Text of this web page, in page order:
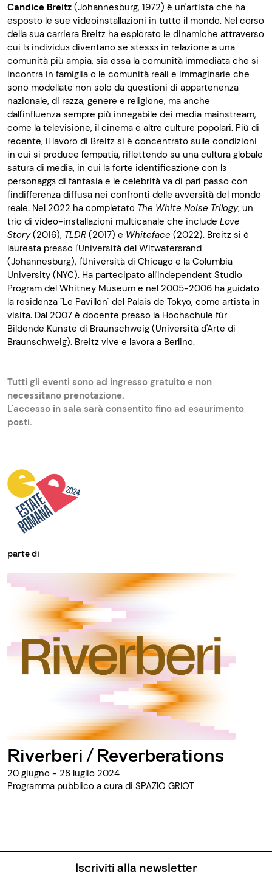
Candice Breitz (Johannesburg, 1972) è un'artista che ha
esposto le sue videoinstallazioni in tutto il mondo. Nel corso
della sua carriera Breitz ha esplorato le dinamiche attraverso
cui lɜ individuɜ diventano se stessɜ in relazione a una
comunità più ampia, sia essa la comunità immediata che si
incontra in famiglia o le comunità reali e immaginarie che
sono modellate non solo da questioni di appartenenza
nazionale, di razza, genere e religione, ma anche
dall'influenza sempre più innegabile dei media mainstream,
come la televisione, il cinema e altre culture popolari. Più di
recente, il lavoro di Breitz si è concentrato sulle condizioni
in cui si produce l'empatia, riflettendo su una cultura globale
satura di media, in cui la forte identificazione con lɜ
personaggɜ di fantasia e le celebrità va di pari passo con
l'indifferenza diffusa nei confronti delle avversità del mondo
reale. Nel 2022 ha completato The White Noise Trilogy, un
trio di video-installazioni multicanale che include Love
Story(2016), TLDR (2017) e Whiteface (2022). Breitz si è
laureata presso l'Università del Witwatersrand
(Johannesburg), l'Università di Chicago e la Columbia
University (NYC). Ha partecipato all'Independent Studio
Program del Whitney Museum e nel 2005-2006 ha guidato
la residenza "Le Pavillon" del Palais de Tokyo, come artista in
visita. Dal 2007 è docente presso la Hochschule für
Bildende Künste di Braunschweig (Università d'Arte di
Braunschweig). Breitz vive e lavora a Berlino.
Tutti gli eventi sono ad ingresso gratuito e non
necessitano prenotazione.
L'accesso in sala sarà consentito fino ad esaurimento
posti.
parte di
Riverberi / Reverberations
20 giugno - 28 luglio 2024
Programma pubblico a cura di SPAZIO GRIOT
Iscriviti alla newsletter